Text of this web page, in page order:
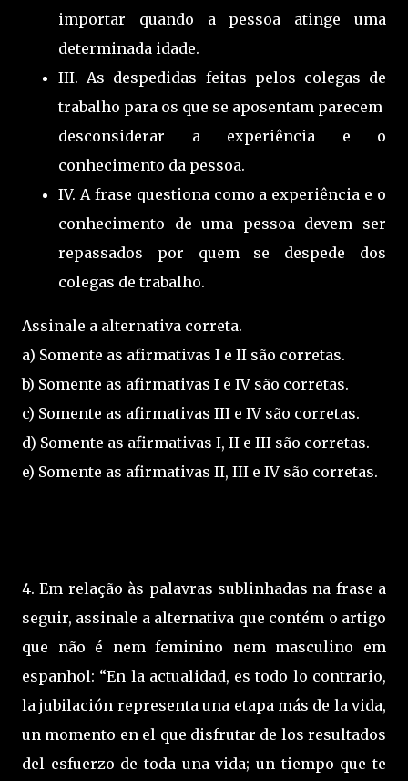
importar quando a pessoa atinge uma
determinada idade.
III. As despedidas feitas pelos colegas de
trabalho para os que se aposentam parecem
desconsiderar a experiência e o
conhecimento da pessoa.
IV. A frase questiona como a experiência e o
conhecimento de uma pessoa devem ser
repassados por quem se despede dos
colegas de trabalho.
Assinale a alternativa correta.
a) Somente as afirmativas I e II são corretas.
b) Somente as afirmativas I e IV são corretas.
c) Somente as afirmativas III e IV são corretas.
d) Somente as afirmativas I, II e III são corretas.
e) Somente as afirmativas II, III e IV são corretas.
4. Em relação às palavras sublinhadas na frase a
seguir, assinale a alternativa que contém o artigo
que não é nem feminino nem masculino em
espanhol: “En la actualidad, es todo lo contrario,
la jubilación representa una etapa más de la vida,
un momento en el que disfrutar de los resultados
del esfuerzo de toda una vida; un tiempo que te